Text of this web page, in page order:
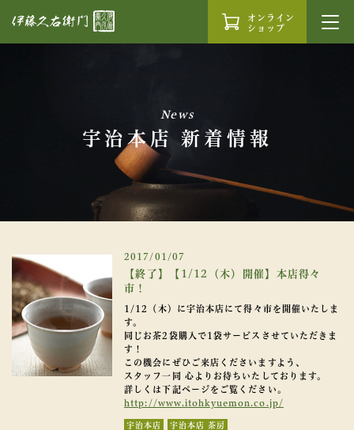
オンライン
ショップ
News
宇治本店 新着情報
2017/01/07
【終了】【1/12（木）開催】本店得々
市！
1/12（木）に宇治本店にて得々市を開催いたしま
す。
同じお茶2袋購入で1袋サービスさせていただきま
す！
この機会にぜひご来店くださいますよう、
スタッフ一同 心よりお待ちいたしております。
詳しくは下記ページをご覧ください。
http://www.itohkyuemon.co.jp/
宇治本店 宇治本店 茶房